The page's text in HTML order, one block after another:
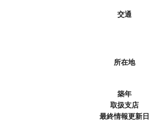
交通
所在地
築年
取扱支店
最終情報更新日